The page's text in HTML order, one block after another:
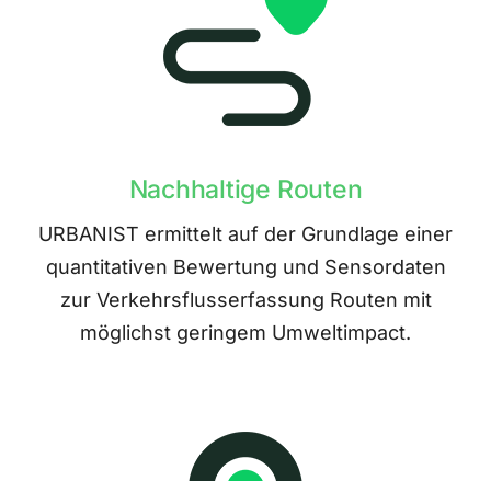
Nachhaltige Routen
URBANIST ermittelt auf der Grundlage einer
quantitativen Bewertung und Sensordaten
zur Verkehrsflusserfassung Routen mit
möglichst geringem Umweltimpact.